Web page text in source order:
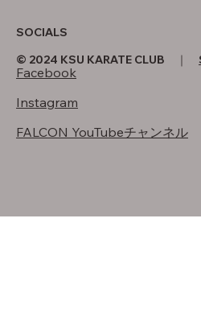
SOCIALS
Facebook
Instagram
FALCON YouTubeチャンネル
© 2024 KSU KARATE CLUB ｜